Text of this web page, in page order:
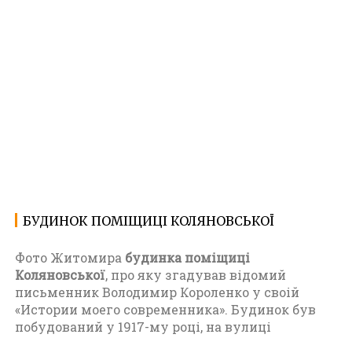
08.12.2022
Ф
т
о
Ж
и
т
БУДИНОК ПОМІЩИЦІ КОЛЯНОВСЬКОЇ
Фото Житомира будинка поміщиці
Коляновської, про яку згадував відомий
письменник Володимир Короленко у своій
«Истории моего современника». Будинок був
побудований у 1917-му році, на вулиці